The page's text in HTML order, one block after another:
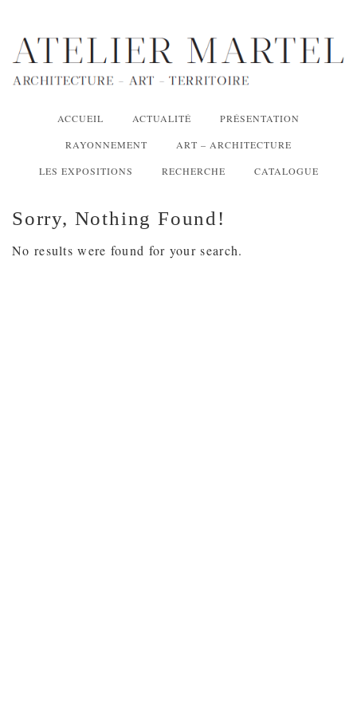
ACCUEIL ACTUALITÉ PRÉSENTATION
RAYONNEMENT ART – ARCHITECTURE
LES EXPOSITIONS RECHERCHE CATALOGUE
Sorry, Nothing Found!
No results were found for your search.